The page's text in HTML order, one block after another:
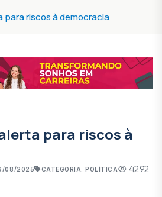
para riscos à democracia
para riscos à
08/2025 CATEGORIA: POLÍTICA 4292